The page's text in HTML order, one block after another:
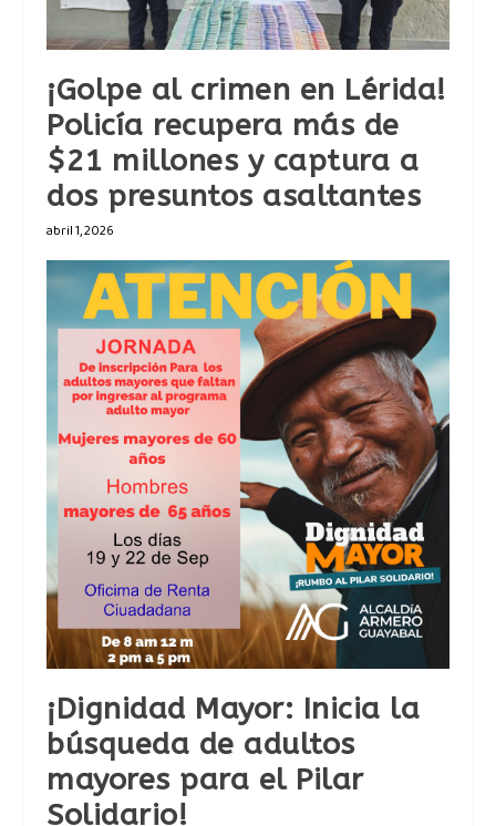
¡Golpe al crimen en Lérida!
Policía recupera más de
$21 millones y captura a
dos presuntos asaltantes
abril 1, 2026
¡Dignidad Mayor: Inicia la
búsqueda de adultos
mayores para el Pilar
Solidario!